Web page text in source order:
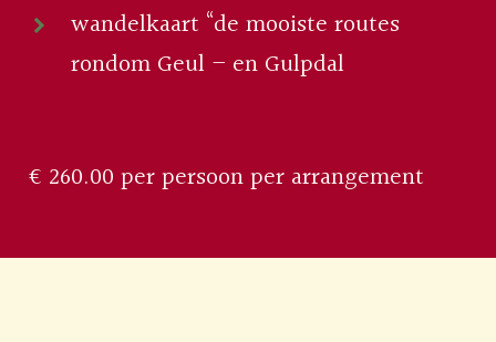
wandelkaart “de mooiste routes
rondom Geul – en Gulpdal
€ 260.00 per persoon per arrangement